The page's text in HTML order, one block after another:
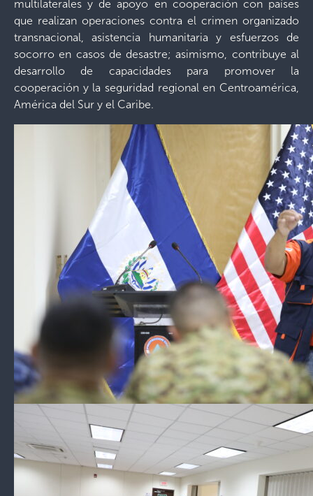
multilaterales y de apoyo en cooperación con países
que realizan operaciones contra el crimen organizado
transnacional, asistencia humanitaria y esfuerzos de
socorro en casos de desastre; asimismo, contribuye al
desarrollo de capacidades para promover la
cooperación y la seguridad regional en Centroamérica,
América del Sur y el Caribe.